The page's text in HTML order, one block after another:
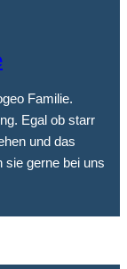
Familie.
Egal ob starr
und das
sie gerne bei uns